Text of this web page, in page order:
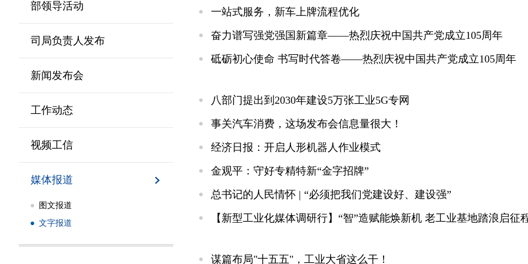
部领导活动
司局负责人发布
新闻发布会
工作动态
视频工信
媒体报道
图文报道
文字报道
一站式服务，新车上牌流程优化
奋力谱写强党强国新篇章——热烈庆祝中国共产党成立105周年
砥砺初心使命 书写时代答卷——热烈庆祝中国共产党成立105周年
八部门提出到2030年建设5万张工业5G专网
事关汽车消费，这场发布会信息量很大！
经济日报：开启人形机器人作业模式
金观平：守好专精特新“金字招牌”
总书记的人民情怀 | “必须把我们党建设好、建设强”
【新型工业化媒体调研行】“智”造赋能焕新机 老工业基地踏浪启征
谋篇布局"十五五"，工业大省这么干！